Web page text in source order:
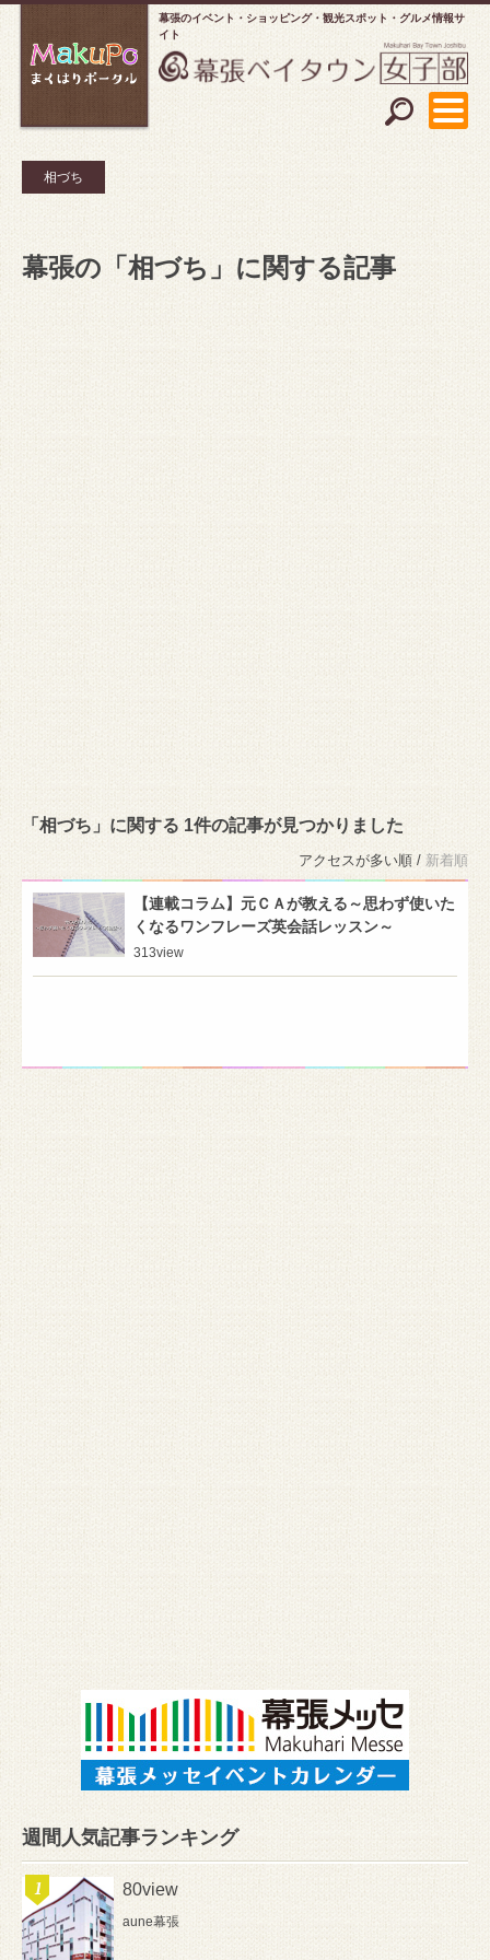
幕張のイベント・ショッピング
観光スポット・グルメ情報サ
イト
相づち
幕張の「相づち」に関する記事
「相づち」に関する 1件の記事が見つかりました
アクセスが多い順 / 新着順
【連載コラム】元ＣＡが教える～思わず使いた
くなるワンフレーズ英会話レッスン～
313view
週間人気記事ランキング
80view
aune幕張